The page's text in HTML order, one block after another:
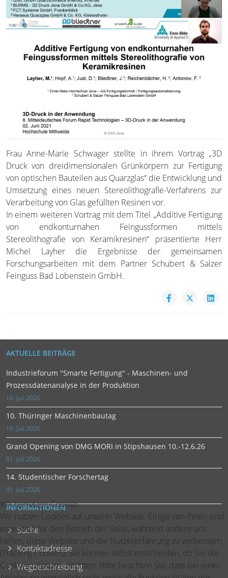
Frau Anne-Marie Schwager stellte in ihrem Vortrag „3D
Druck von dreidimensionalen Grünkörpern zur Fertigung
von optischen Bauteilen aus Quarzglas“ die Entwicklung und
Umsetzung eines neuen Stereolithografie-Verfahrens zur
Verarbeitung von Glas gefüllten Resinen vor.
In einem weiteren Vortrag mit dem Titel „Additive Fertigung
von endkonturnahen Feingussformen mittels
Stereolithografie von Keramikresinen“ präsentierte Herr
Michel Layher die Ergebnisse der gemeinsamen
Forschungsarbeiten mit dem Partner Schubert & Salzer
Feinguss Bad Lobenstein GmbH.
AKTUELLE BEITRÄGE
Industrieforum "Smarte Fertigung" - Maschinen- und
Prozessdatenanalyse in der Produktion
16. Juli 2026
10. Thüringer Maschinenbautag
16. Juli 2026
Grand Opening von DMG MORI in Stipshausen 10.-12.6.26
01. Juli 2026
14. Studentischer Forschertag
01. Juli 2026
INFORMATIONEN
Suche
Kontaktadresse
Wegbeschreibung
Wir benutzen Cookies
Wir nutzen Cookies auf unserer Website. Einige von ihnen sind
essenziell für den Betrieb der Seite, während andere uns
helfen, diese Website und die Nutzererfahrung zu verbessern
(Tracking Cookies). Sie können selbst entscheiden, ob Sie die
Cookies zulassen möchten. Bitte beachten Sie, dass bei einer